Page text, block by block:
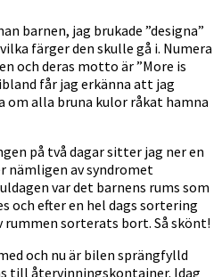
barnen, jag brukade ”designa”
färger den skulle gå i. Numera
och deras motto är ”More is
får jag erkänna att jag
alla bruna kulor råkat hamna
på två dagar sitter jag ner en
nämligen av syndromet
var det barnens rums som
och efter en hel dags sortering
rummen sorterats bort. Så skönt!
och nu är bilen sprängfylld
till återvinningskontainer. Idag